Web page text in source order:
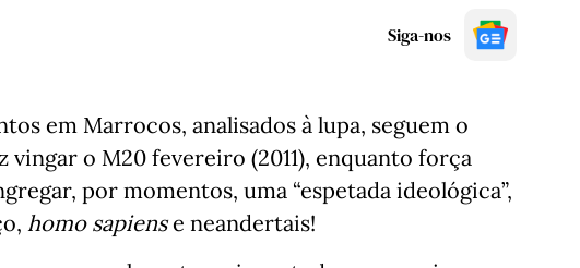
Siga-nos
em Marrocos, analisados à lupa, seguem o
vingar o M20 fevereiro (2011), enquanto força
por momentos, uma “espetada ideológica”,
homo sapiense neandertais!